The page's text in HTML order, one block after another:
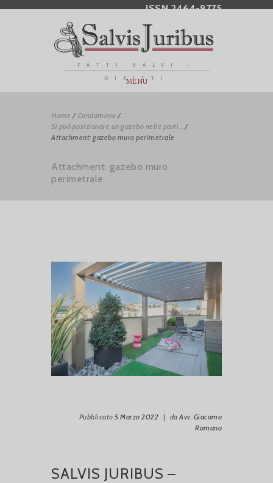
ISSN 2464-9775
FATTI SALVI I
DIRITTI
MENU
Home / Condominio /
Si può posizionare un gazebo nelle parti... /
Attachment: gazebo muro perimetrale
Attachment: gazebo muro
perimetrale
Pubblicato 5 Marzo 2022 | da Avv. Giacomo
Romano
SALVIS JURIBUS –